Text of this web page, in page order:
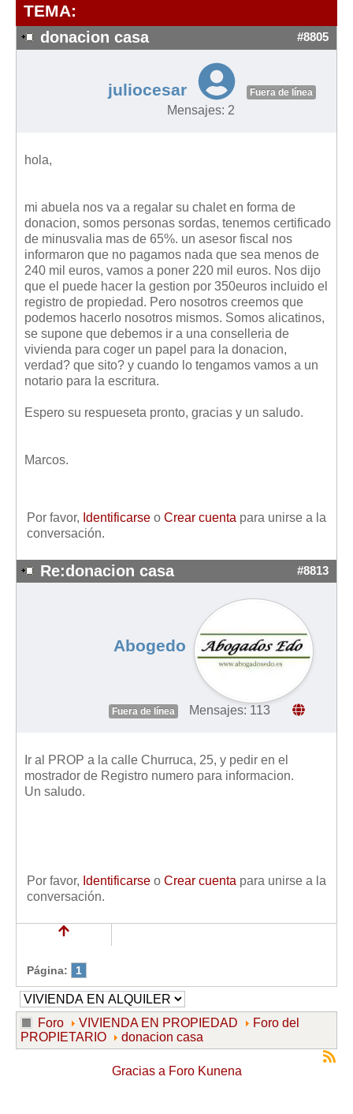
Requerimientos y comunicaciones
Formularios sobre Propiedad Horizontal
Modelos de Convocatoria de Junta de Propietarios
Modelos de Acta de Junta de Propietarios
Legislación sobre la Comunidad de Propietarios
Legislación sobre Adquisición de Vivienda en Propiedad
Legislación de interés práctico
Diccionario
Usuario
Entrar / Salir
Mis boletines
TEMA:
donacion casa #8805
juliocesar Fuera de línea
Mensajes: 2
hola,
mi abuela nos va a regalar su chalet en forma de
donacion, somos personas sordas, tenemos certificado
de minusvalia mas de 65%. un asesor fiscal nos
informaron que no pagamos nada que sea menos de
240 mil euros, vamos a poner 220 mil euros. Nos dijo
que el puede hacer la gestion por 350euros incluido el
registro de propiedad. Pero nosotros creemos que
podemos hacerlo nosotros mismos. Somos alicatinos,
se supone que debemos ir a una conselleria de
vivienda para coger un papel para la donacion,
verdad? que sito? y cuando lo tengamos vamos a un
notario para la escritura.
Espero su respueseta pronto, gracias y un saludo.
Marcos.
Por favor, Identificarse o Crear cuenta para unirse a la
conversación.
Re:donacion casa #8813
Abogedo
Fuera de línea Mensajes: 113
Ir al PROP a la calle Churruca, 25, y pedir en el
mostrador de Registro numero para informacion.
Un saludo.
Por favor, Identificarse o Crear cuenta para unirse a la
conversación.
Página: 1
Foro VIVIENDA EN PROPIEDAD
Foro del
PROPIETARIO
donacion casa
Gracias a Foro Kunena